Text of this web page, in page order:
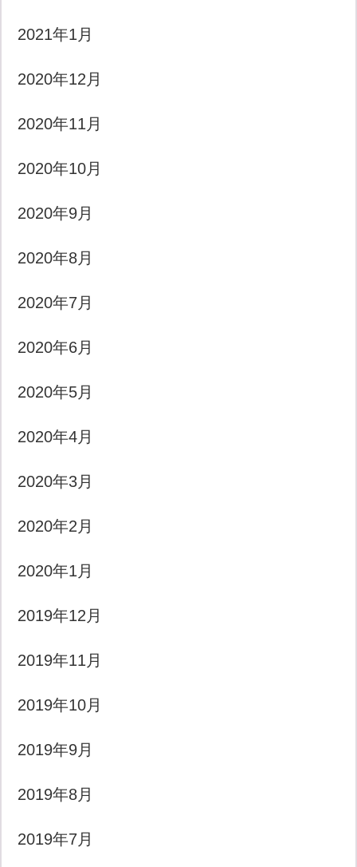
2021年1月
2020年12月
2020年11月
2020年10月
2020年9月
2020年8月
2020年7月
2020年6月
2020年5月
2020年4月
2020年3月
2020年2月
2020年1月
2019年12月
2019年11月
2019年10月
2019年9月
2019年8月
2019年7月